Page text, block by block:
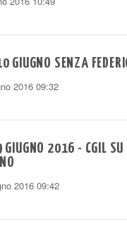
GIUGNO SENZA
2016 09:32
2016 - CGIL SU
2016 09:42